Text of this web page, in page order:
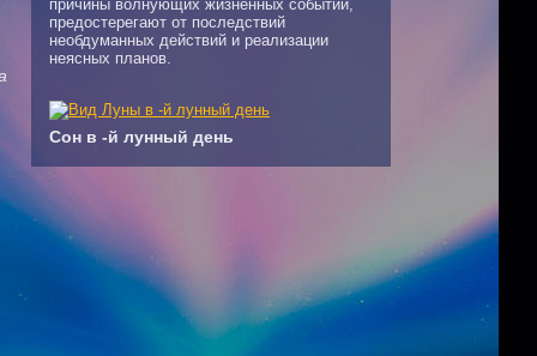
причины волнующих жизненных событий,
предостерегают от последствий
необдуманных действий и реализации
неясных планов.
Сон в -й лунный день